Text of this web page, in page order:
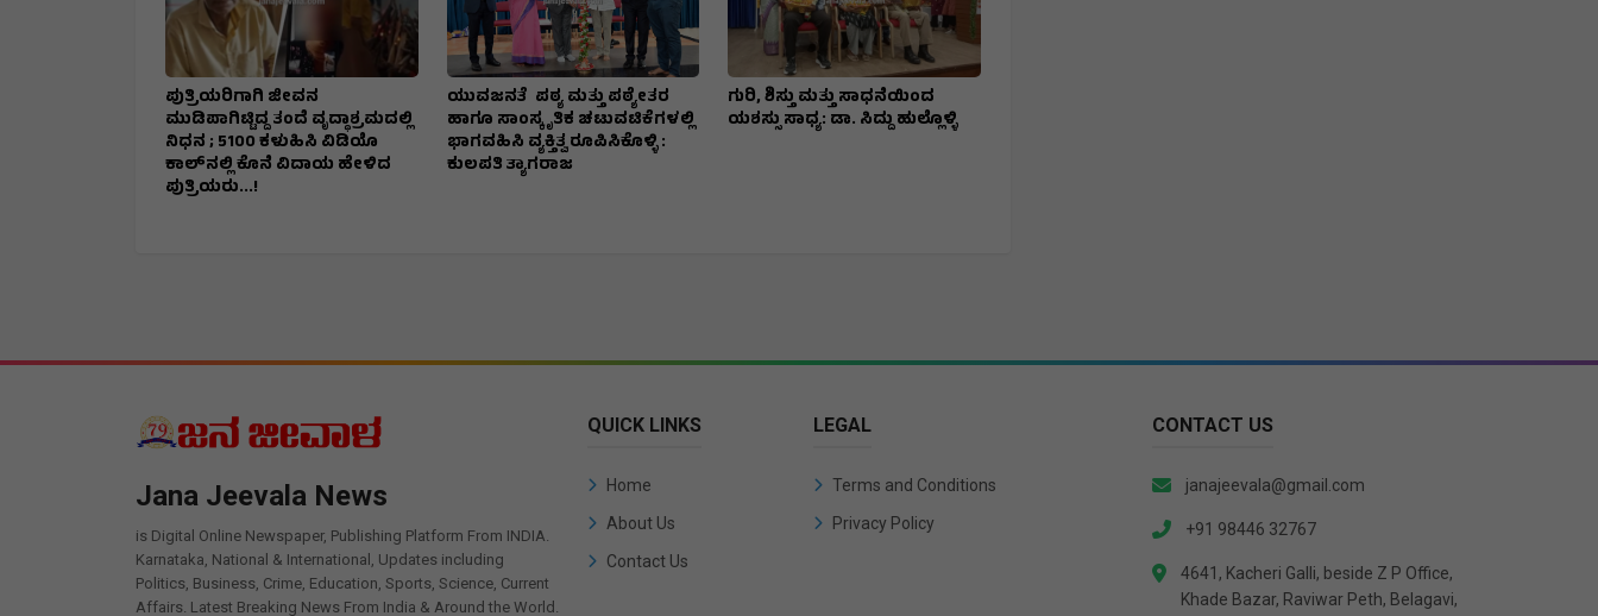
ಪುತ್ರಿಯರಿಗಾಗಿ ಜೀವನ
ಮುಡಿಪಾಗಿಟ್ಟಿದ್ದ ತಂದೆ ವೃದ್ಧಾಶ್ರಮದಲ್ಲಿ
ನಿಧನ ; ₹5100 ಕಳುಹಿಸಿ ವಿಡಿಯೊ
ಕಾಲ್‌ನಲ್ಲಿ ಕೊನೆ ವಿದಾಯ ಹೇಳಿದ
ಪುತ್ರಿಯರು...!
ಯುವಜನತೆ ಪಠ್ಯ ಮತ್ತು ಪಠ್ಯೇತರ
ಹಾಗೂ ಸಾಂಸ್ಕೃತಿಕ ಚಟುವಟಿಕೆಗಳಲ್ಲಿ
ಭಾಗವಹಿಸಿ ವ್ಯಕ್ತಿತ್ವ ರೂಪಿಸಿಕೊಳ್ಳಿ :
ಕುಲಪತಿ ತ್ಯಾಗರಾಜ
ಗುರಿ, ಶಿಸ್ತು ಮತ್ತು ಸಾಧನೆಯಿಂದ
ಯಶಸ್ಸು ಸಾಧ್ಯ: ಡಾ. ಸಿದ್ದು ಹುಲ್ಲೊಳ್ಳಿ
Jana Jeevala News
is Digital Online Newspaper, Publishing Platform From INDIA.
Karnataka, National & International, Updates including
Politics, Business, Crime, Education, Sports, Science, Current
Affairs. Latest Breaking News From India & Around the World.
QUICK LINKS
Home
About Us
Contact Us
LEGAL
Terms and Conditions
Privacy Policy
CONTACT US
janajeevala@gmail.com
+91 98446 32767
4641, Kacheri Galli, beside Z P Office,
Khade Bazar, Raviwar Peth, Belagavi,